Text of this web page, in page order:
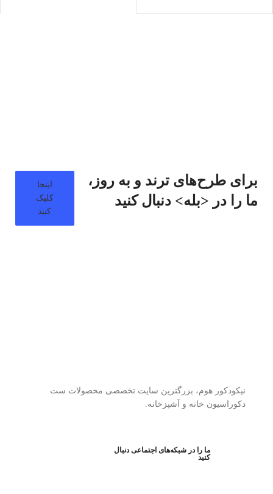
برای طرح‌های ترند و به روز،
ما را در <بله> دنبال کنید
اینجا
کلیک
کنید
نیکودکور هوم، بزرگترین سایت تخصصی محصولات ست
دکوراسیون خانه و آشپزخانه.
ما را در شبکه‌های اجتماعی دنبال
کنید